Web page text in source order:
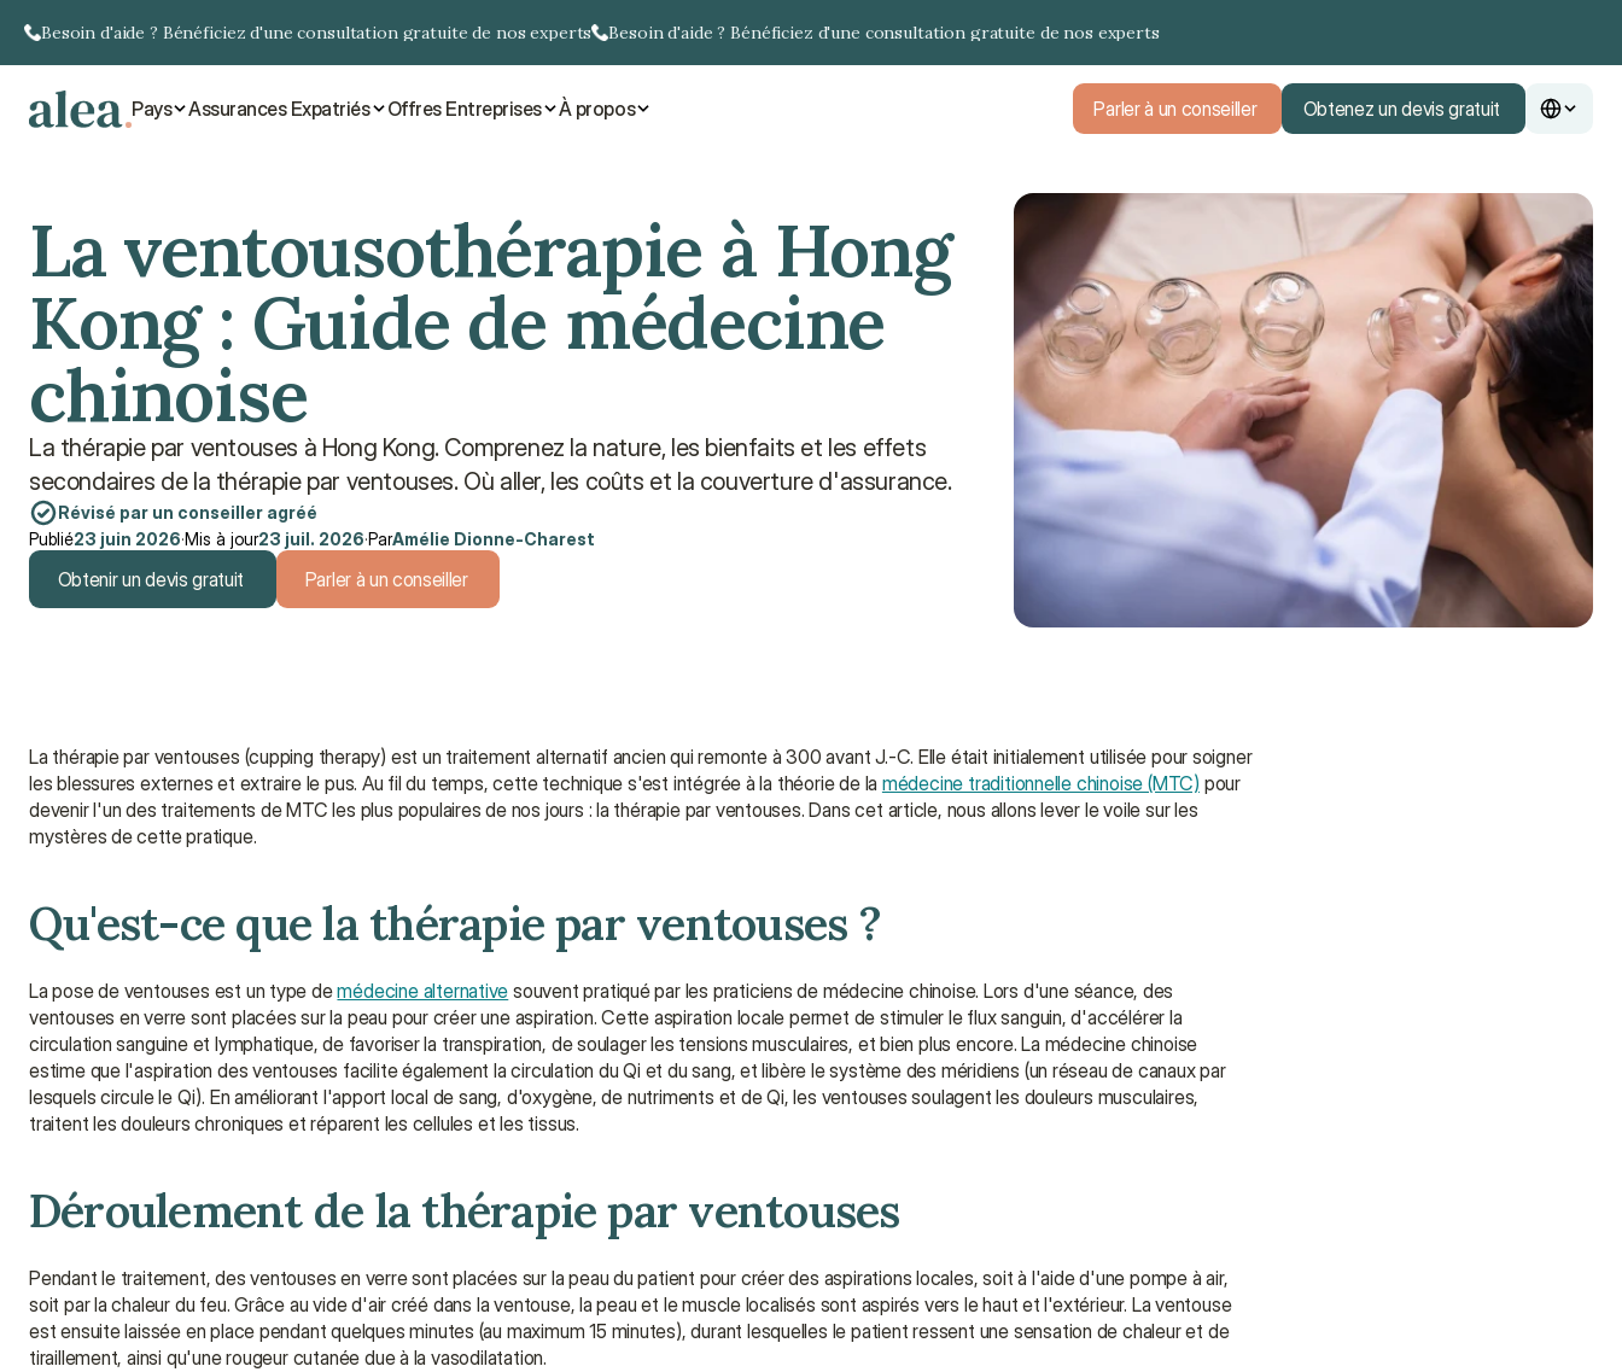
Besoin d'aide ? Bénéficiez d'une consultation gratuite de nos experts Besoin d'aide ? Bénéficiez d'une consultation gratuite de nos experts
Pays Assurances Expatriés Offres Entreprises À propos Parler à un conseiller Obtenez un devis gratuit
La ventousothérapie à Hong
Kong : Guide de médecine
chinoise
La thérapie par ventouses à Hong Kong. Comprenez la nature, les bienfaits et les effets
secondaires de la thérapie par ventouses. Où aller, les coûts et la couverture d'assurance.
Révisé par un conseiller agréé
Publié23 juin 2026·Mis à jour23 juil. 2026·ParAmélie Dionne-Charest
Obtenir un devis gratuit Parler à un conseiller
La thérapie par ventouses (cupping therapy) est un traitement alternatif ancien qui remonte à 300 avant J.-C. Elle était initialement utilisée pour soigner
les blessures externes et extraire le pus. Au fil du temps, cette technique s'est intégrée à la théorie de la médecine traditionnelle chinoise (MTC) pour
devenir l'un des traitements de MTC les plus populaires de nos jours : la thérapie par ventouses. Dans cet article, nous allons lever le voile sur les
mystères de cette pratique.
Qu'est-ce que la thérapie par ventouses ?
La pose de ventouses est un type de médecine alternative souvent pratiqué par les praticiens de médecine chinoise. Lors d'une séance, des
ventouses en verre sont placées sur la peau pour créer une aspiration. Cette aspiration locale permet de stimuler le flux sanguin, d'accélérer la
circulation sanguine et lymphatique, de favoriser la transpiration, de soulager les tensions musculaires, et bien plus encore. La médecine chinoise
estime que l'aspiration des ventouses facilite également la circulation du Qi et du sang, et libère le système des méridiens (un réseau de canaux par
lesquels circule le Qi). En améliorant l'apport local de sang, d'oxygène, de nutriments et de Qi, les ventouses soulagent les douleurs musculaires,
traitent les douleurs chroniques et réparent les cellules et les tissus.
Déroulement de la thérapie par ventouses
Pendant le traitement, des ventouses en verre sont placées sur la peau du patient pour créer des aspirations locales, soit à l'aide d'une pompe à air,
soit par la chaleur du feu. Grâce au vide d'air créé dans la ventouse, la peau et le muscle localisés sont aspirés vers le haut et l'extérieur. La ventouse
est ensuite laissée en place pendant quelques minutes (au maximum 15 minutes), durant lesquelles le patient ressent une sensation de chaleur et de
tiraillement, ainsi qu'une rougeur cutanée due à la vasodilatation.